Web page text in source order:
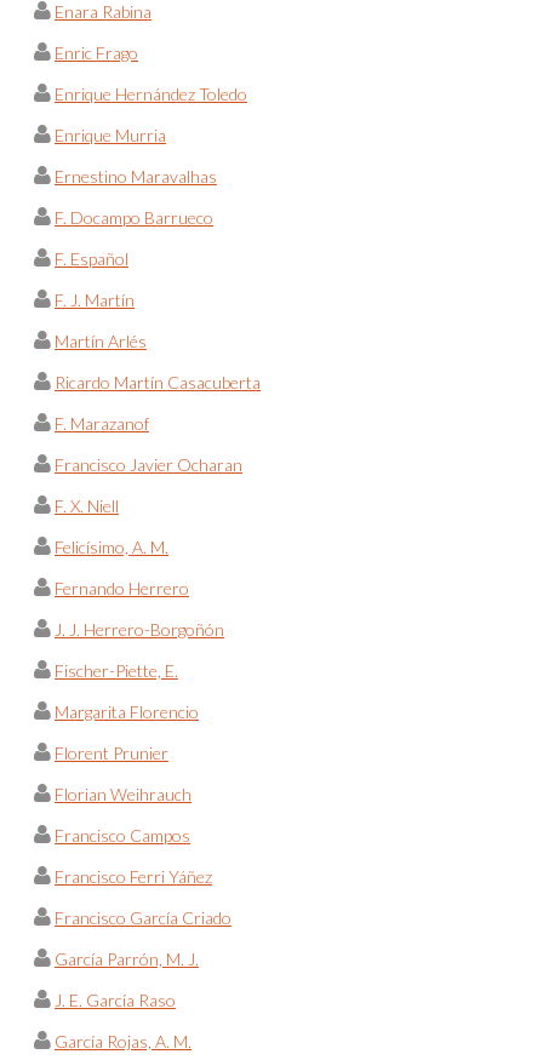
Enara Rabina
Enric Frago
Enrique Hernández Toledo
Enrique Murria
Ernestino Maravalhas
F. Docampo Barrueco
F. Español
F. J. Martín
Martín Arlés
Ricardo Martín Casacuberta
F. Marazanof
Francisco Javier Ocharan
F. X. Niell
Felicísimo, A. M.
Fernando Herrero
J. J. Herrero-Borgoñón
Fischer-Piette, E.
Margarita Florencio
Florent Prunier
Florian Weihrauch
Francisco Campos
Francisco Ferri Yáñez
Francisco García Criado
García Parrón, M. J.
J. E. García Raso
García Rojas, A. M.